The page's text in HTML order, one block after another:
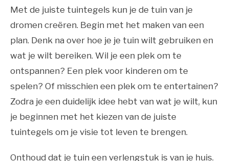
Met de juiste tuintegels kun je de tuin van je
dromen creëren. Begin met het maken van een
plan. Denk na over hoe je je tuin wilt gebruiken en
wat je wilt bereiken. Wil je een plek om te
ontspannen? Een plek voor kinderen om te
spelen? Of misschien een plek om te entertainen?
Zodra je een duidelijk idee hebt van wat je wilt, kun
je beginnen met het kiezen van de juiste
tuintegels om je visie tot leven te brengen.
Onthoud dat je tuin een verlengstuk is van je huis.